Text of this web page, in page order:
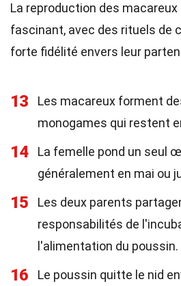
La reproduction des
fascinant, avec des rituels de
forte fidélité envers leur
13
Les macareux forment
monogames qui restent
14
La femelle pond un seul
généralement en mai ou
15
Les deux parents
responsabilités de
l'alimentation du poussin.
16
Le poussin quitte le nid